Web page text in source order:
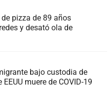
pizza de 89 años
y desató ola de
bajo custodia de
muere de COVID-19